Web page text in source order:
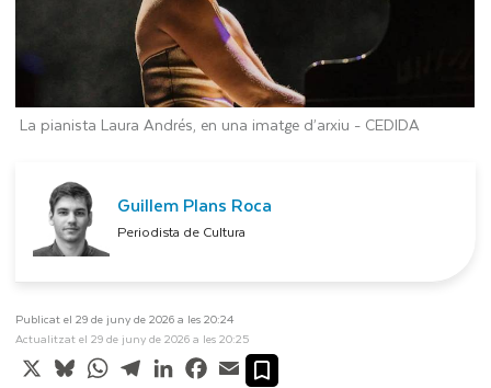
La pianista Laura Andrés, en una imatge d’arxiu - CEDIDA
Guillem Plans Roca
Periodista de Cultura
Publicat el 29 de juny de 2026 a les 20:24
Actualitzat el 29 de juny de 2026 a les 20:25
X BlueskyWhatsApp
TelegramLinkedInFacebook
Email